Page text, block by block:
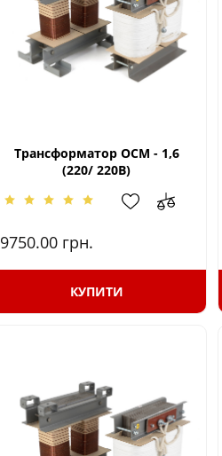
Трансформатор ОСМ - 1,6
(220/ 220В)
9750.00 грн.
КУПИТИ